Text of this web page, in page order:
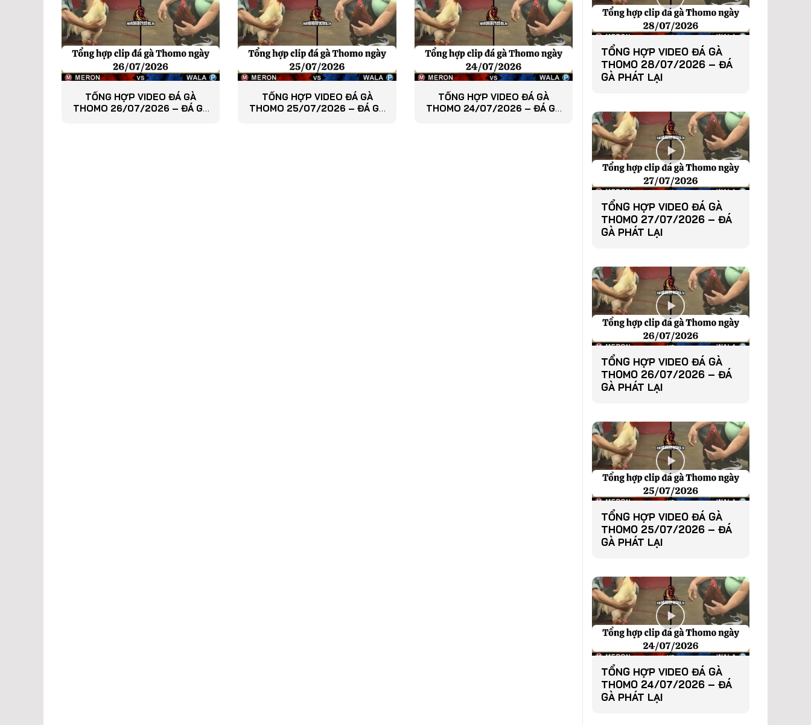
TỔNG HỢP VIDEO ĐÁ GÀ
THOMO 26/07/2026 – ĐÁ GÀ
TỔNG HỢP VIDEO ĐÁ GÀ
THOMO 25/07/2026 – ĐÁ GÀ
TỔNG HỢP VIDEO ĐÁ GÀ
THOMO 24/07/2026 – ĐÁ GÀ
TỔNG HỢP VIDEO ĐÁ GÀ
THOMO 28/07/2026 – ĐÁ
GÀ PHÁT LẠI
TỔNG HỢP VIDEO ĐÁ GÀ
THOMO 27/07/2026 – ĐÁ
GÀ PHÁT LẠI
TỔNG HỢP VIDEO ĐÁ GÀ
THOMO 26/07/2026 – ĐÁ
GÀ PHÁT LẠI
TỔNG HỢP VIDEO ĐÁ GÀ
THOMO 25/07/2026 – ĐÁ
GÀ PHÁT LẠI
TỔNG HỢP VIDEO ĐÁ GÀ
THOMO 24/07/2026 – ĐÁ
GÀ PHÁT LẠI